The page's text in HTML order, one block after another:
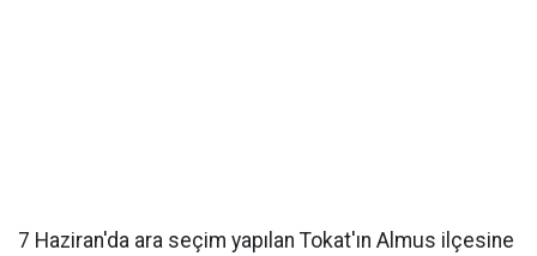
7 Haziran'da ara seçim yapılan Tokat'ın Almus ilçesine